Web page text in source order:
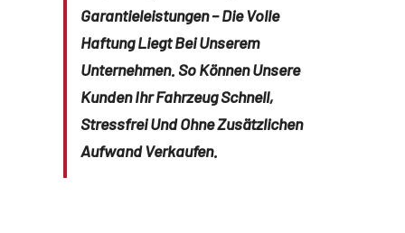
Garantieleistungen – Die Volle
Haftung Liegt Bei Unserem
Unternehmen. So Können Unsere
Kunden Ihr Fahrzeug Schnell,
Stressfrei Und Ohne Zusätzlichen
Aufwand Verkaufen.